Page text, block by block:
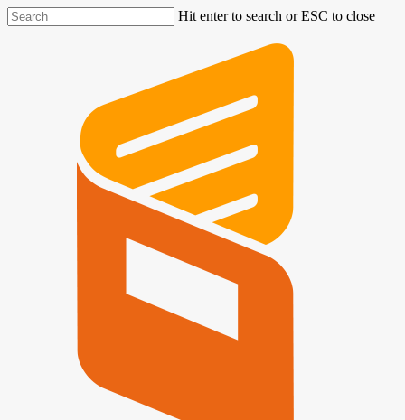
Hit enter to search or ESC to close